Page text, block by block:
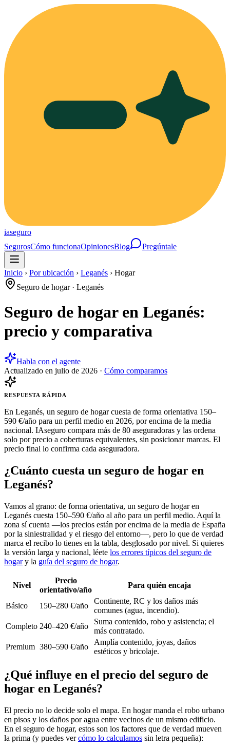
iaseguro
SegurosCómo funcionaOpinionesBlog Pregúntale
Inicio › Por ubicación › Leganés › Hogar
Seguro de hogar· Leganés
Seguro de hogar en Leganés:
precio y comparativa
Habla con el agente
Actualizado en julio de 2026 · Cómo comparamos
RESPUESTA RÁPIDA
En Leganés, un seguro de hogar cuesta de forma orientativa 150–
590 €/año para un perfil medio en 2026, por encima de la media
nacional. IAseguro compara más de 80 aseguradoras y las ordena
solo por precio a coberturas equivalentes, sin posicionar marcas. El
precio final lo confirma cada aseguradora.
¿Cuánto cuesta un seguro de hogar en
Leganés?
Vamos al grano: de forma orientativa, un seguro de hogar en
Leganés cuesta 150–590 €/año al año para un perfil medio. Aquí la
zona sí cuenta —los precios están por encima de la media de España
por la siniestralidad y el riesgo del entorno—, pero lo que de verdad
marca el recibo lo tienes en la tabla, desglosado por nivel. Si quieres
la versión larga y nacional, léete los errores típicos del seguro de
hogary la guía del seguro de hogar.
Nivel
Precio
orientativo/año
Para quién encaja
Básico 150–280 €/año
Continente, RC y los daños más
comunes (agua, incendio).
Completo 240–420 €/año
Suma contenido, robo y asistencia; el
más contratado.
Premium 380–590 €/año
Amplía contenido, joyas, daños
estéticos y bricolaje.
¿Qué influye en el precio del seguro de
hogar en Leganés?
El precio no lo decide solo el mapa. En hogar manda el robo urbano
en pisos y los daños por agua entre vecinos de un mismo edificio.
En el seguro de hogar, estos son los factores que de verdad mueven
la prima (y puedes vercómo lo calculamos sin letra pequeña):